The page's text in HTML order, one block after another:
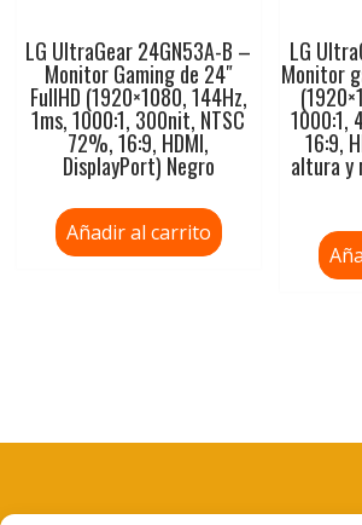
LG UltraGear 24GN53A-B –
Monitor Gaming de 24″
FullHD (1920×1080, 144Hz,
1ms, 1000:1, 300nit, NTSC
72%, 16:9, HDMI,
DisplayPort) Negro
Añadir al carrito
LG
Monitor
1000:1,
16:9,
altura y